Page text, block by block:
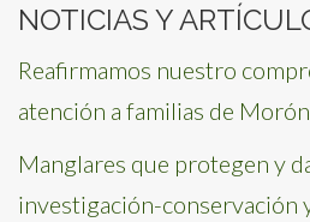
NOTICIAS Y
Reafirmamos nuestro
atención a familias de Morón
Manglares que protegen y
investigación-conservación